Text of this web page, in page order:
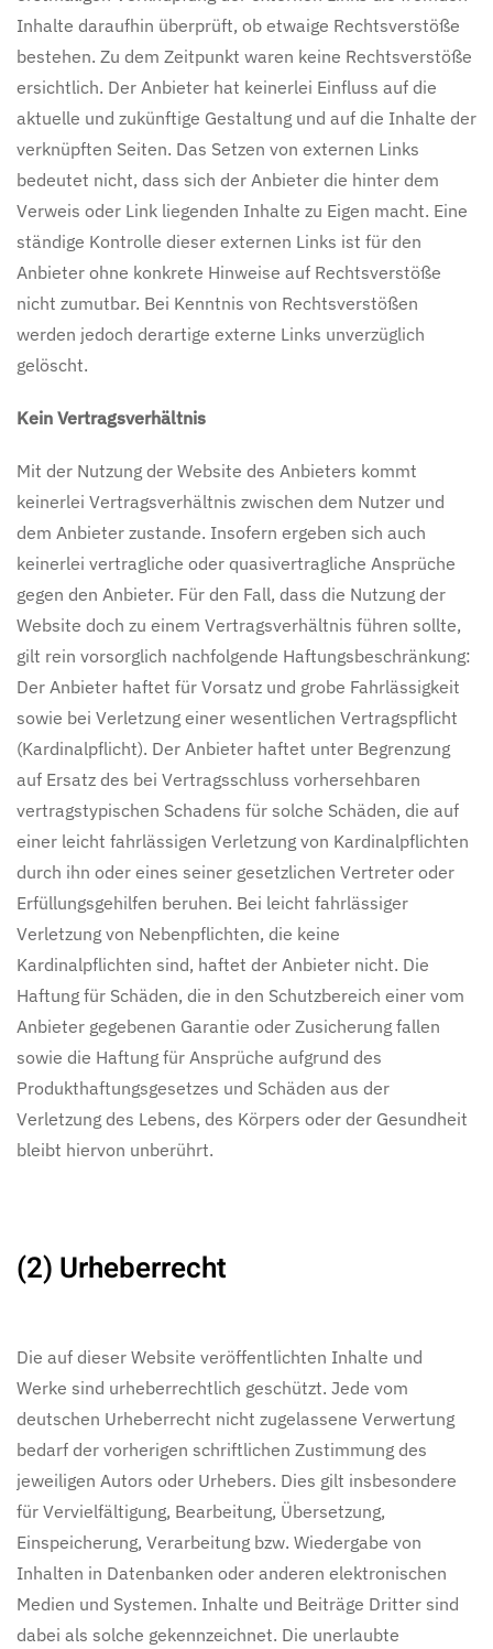
Inhalte daraufhin überprüft, ob etwaige Rechtsverstöße
bestehen. Zu dem Zeitpunkt waren keine Rechtsverstöße
ersichtlich. Der Anbieter hat keinerlei Einfluss auf die
aktuelle und zukünftige Gestaltung und auf die Inhalte der
verknüpften Seiten. Das Setzen von externen Links
bedeutet nicht, dass sich der Anbieter die hinter dem
Verweis oder Link liegenden Inhalte zu Eigen macht. Eine
ständige Kontrolle dieser externen Links ist für den
Anbieter ohne konkrete Hinweise auf Rechtsverstöße
nicht zumutbar. Bei Kenntnis von Rechtsverstößen
werden jedoch derartige externe Links unverzüglich
gelöscht.
Kein Vertragsverhältnis
Mit der Nutzung der Website des Anbieters kommt
keinerlei Vertragsverhältnis zwischen dem Nutzer und
dem Anbieter zustande. Insofern ergeben sich auch
keinerlei vertragliche oder quasivertragliche Ansprüche
gegen den Anbieter. Für den Fall, dass die Nutzung der
Website doch zu einem Vertragsverhältnis führen sollte,
gilt rein vorsorglich nachfolgende Haftungsbeschränkung:
Der Anbieter haftet für Vorsatz und grobe Fahrlässigkeit
sowie bei Verletzung einer wesentlichen Vertragspflicht
(Kardinalpflicht). Der Anbieter haftet unter Begrenzung
auf Ersatz des bei Vertragsschluss vorhersehbaren
vertragstypischen Schadens für solche Schäden, die auf
einer leicht fahrlässigen Verletzung von Kardinalpflichten
durch ihn oder eines seiner gesetzlichen Vertreter oder
Erfüllungsgehilfen beruhen. Bei leicht fahrlässiger
Verletzung von Nebenpflichten, die keine
Kardinalpflichten sind, haftet der Anbieter nicht. Die
Haftung für Schäden, die in den Schutzbereich einer vom
Anbieter gegebenen Garantie oder Zusicherung fallen
sowie die Haftung für Ansprüche aufgrund des
Produkthaftungsgesetzes und Schäden aus der
Verletzung des Lebens, des Körpers oder der Gesundheit
bleibt hiervon unberührt.
(2) Urheberrecht
Die auf dieser Website veröffentlichten Inhalte und
Werke sind urheberrechtlich geschützt. Jede vom
deutschen Urheberrecht nicht zugelassene Verwertung
bedarf der vorherigen schriftlichen Zustimmung des
jeweiligen Autors oder Urhebers. Dies gilt insbesondere
für Vervielfältigung, Bearbeitung, Übersetzung,
Einspeicherung, Verarbeitung bzw. Wiedergabe von
Inhalten in Datenbanken oder anderen elektronischen
Medien und Systemen. Inhalte und Beiträge Dritter sind
dabei als solche gekennzeichnet. Die unerlaubte